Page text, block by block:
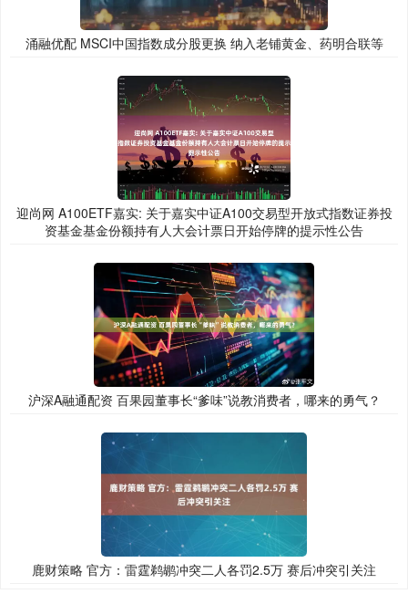
涌融优配 MSCI中国指数成分股更换 纳入老铺黄金、药明合联等
迎尚网 A100ETF嘉实: 关于嘉实中证A100交易型开放式指数证券投
资基金基金份额持有人大会计票日开始停牌的提示性公告
沪深A融通配资 百果园董事长“爹味”说教消费者，哪来的勇气？
鹿财策略 官方：雷霆鹈鹕冲突二人各罚2.5万 赛后冲突引关注